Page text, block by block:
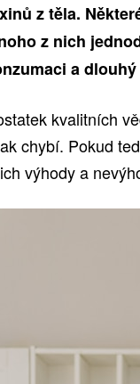
z těla.
z nich
a
kvalitních
chybí. Pokud
výhody a